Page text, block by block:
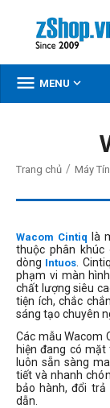
 MENU 
20250000 đ
Trang chủ / Máy
Wacom Cintiq là
thuộc phân
dòng Intuos .
phạm vi màn
chất lượng siêu
tiện ích, chắc
sáng tạo chuyên
Các mẫu Wacom
hiện đang có mặt
luôn sẵn sàng
tiết và nhanh
bảo hành, đổi
dẫn.